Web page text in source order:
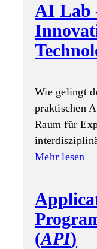
AI Lab
Wie gelingt
praktischen
Raum für
Mehr lesen
(API)